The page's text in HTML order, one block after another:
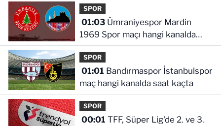
SPOR
01:03Ümraniyespor Mardin
1969 Spor maçı hangi kanalda
saat kaçta!
SPOR
01:01
maç hangi kanalda saat kaçta
SPOR
00:01